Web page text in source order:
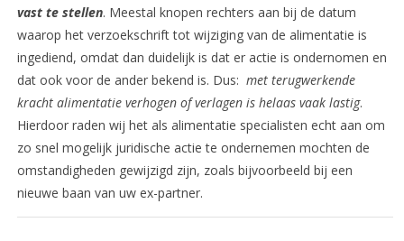
vast te stellen. Meestal knopen rechters aan bij de datum
waarop het verzoekschrift tot wijziging van de alimentatie is
ingediend, omdat dan duidelijk is dat er actie is ondernomen en
dat ook voor de ander bekend is. Dus: met terugwerkende
kracht alimentatie verhogen of verlagen is helaas vaak lastig.
Hierdoor raden wij het als alimentatie specialisten echt aan om
zo snel mogelijk juridische actie te ondernemen mochten de
omstandigheden gewijzigd zijn, zoals bijvoorbeeld bij een
nieuwe baan van uw ex-partner.